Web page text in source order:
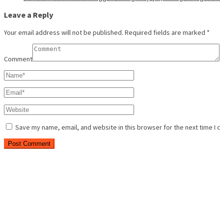
Leave a Reply
Your email address will not be published. Required fields are marked *
Comment
Save my name, email, and website in this browser for the next time I